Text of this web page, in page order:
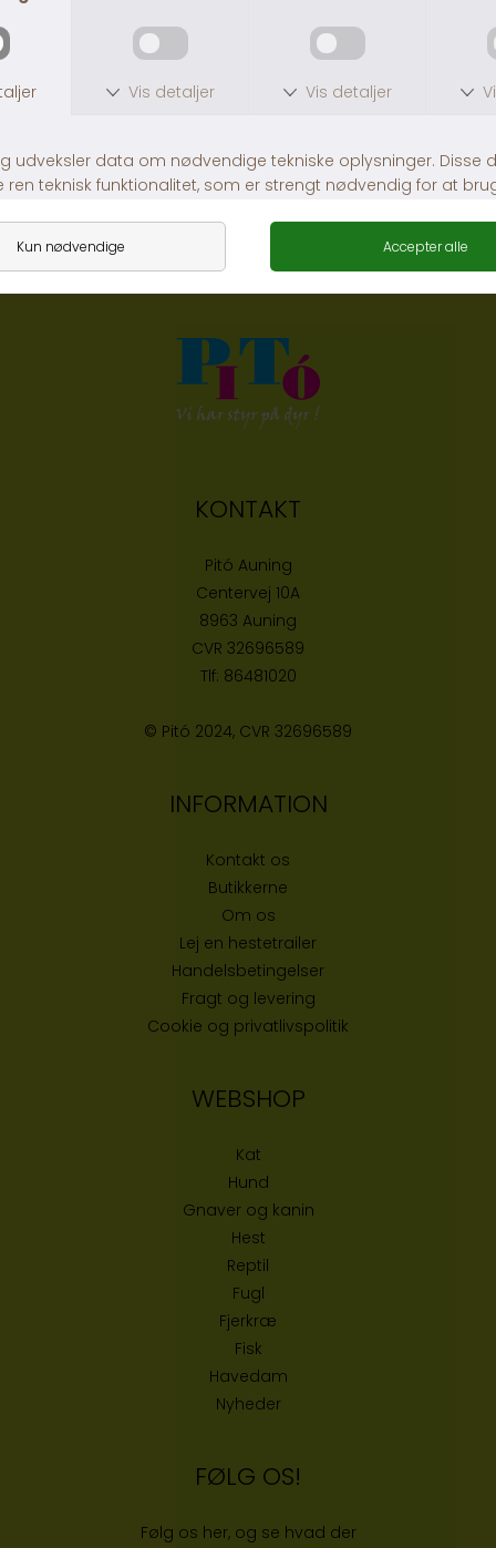
ExoTerra Lian med mos str. S
DKK 119,00
TRIXIE Reptil hule
KONTAKT
Pitó Auning
Centervej 10A
8963 Auning
CVR 32696589
Tlf: 86481020
© Pitó 2024, CVR 32696589
INFORMATION
Kontakt os
Butikkerne
Om os
Lej en hestetrailer
Handelsbetingelser
Fragt og levering
Cookie og privatlivspolitik
WEBSHOP
Kat
Hund
Gnaver og kanin
Hest
Reptil
Fugl
Fjerkræ
Fisk
Havedam
Nyheder
FØLG OS!
Følg os her, og se hvad der